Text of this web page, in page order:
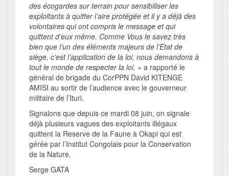
des écogardes sur terrain pour sensibiliser les
exploitants à quitter l’aire protégée et il y a déjà des
volontaires qui ont compris le message et qui
quittent d’eux même. Comme Vous le savez très
bien que l’un des éléments majeurs de l’Etat de
siège, c’est l’application de la loi, nous demandons à
tout le monde de respecter la loi. » a rapporté le
général de brigade du CorPPN David KITENGE
AMISI au sortir de l’audience avec le gouverneur
militaire de l’Ituri.
Signalons que depuis ce mardi 08 juin, on signale
déjà plusieurs vagues des exploitants illégaux
quittent la Reserve de la Faune à Okapi qui est
gérée par l’Institut Congolais pour la Conservation
de la Nature.
Serge GATA